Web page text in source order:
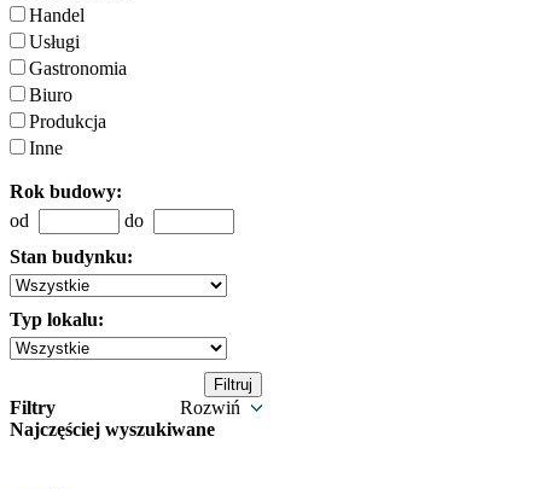
Handel
Usługi
Gastronomia
Biuro
Produkcja
Inne
Rok budowy:
od
do
Stan budynku:
Typ lokalu:
Filtry
Rozwiń
Najczęściej wyszukiwane